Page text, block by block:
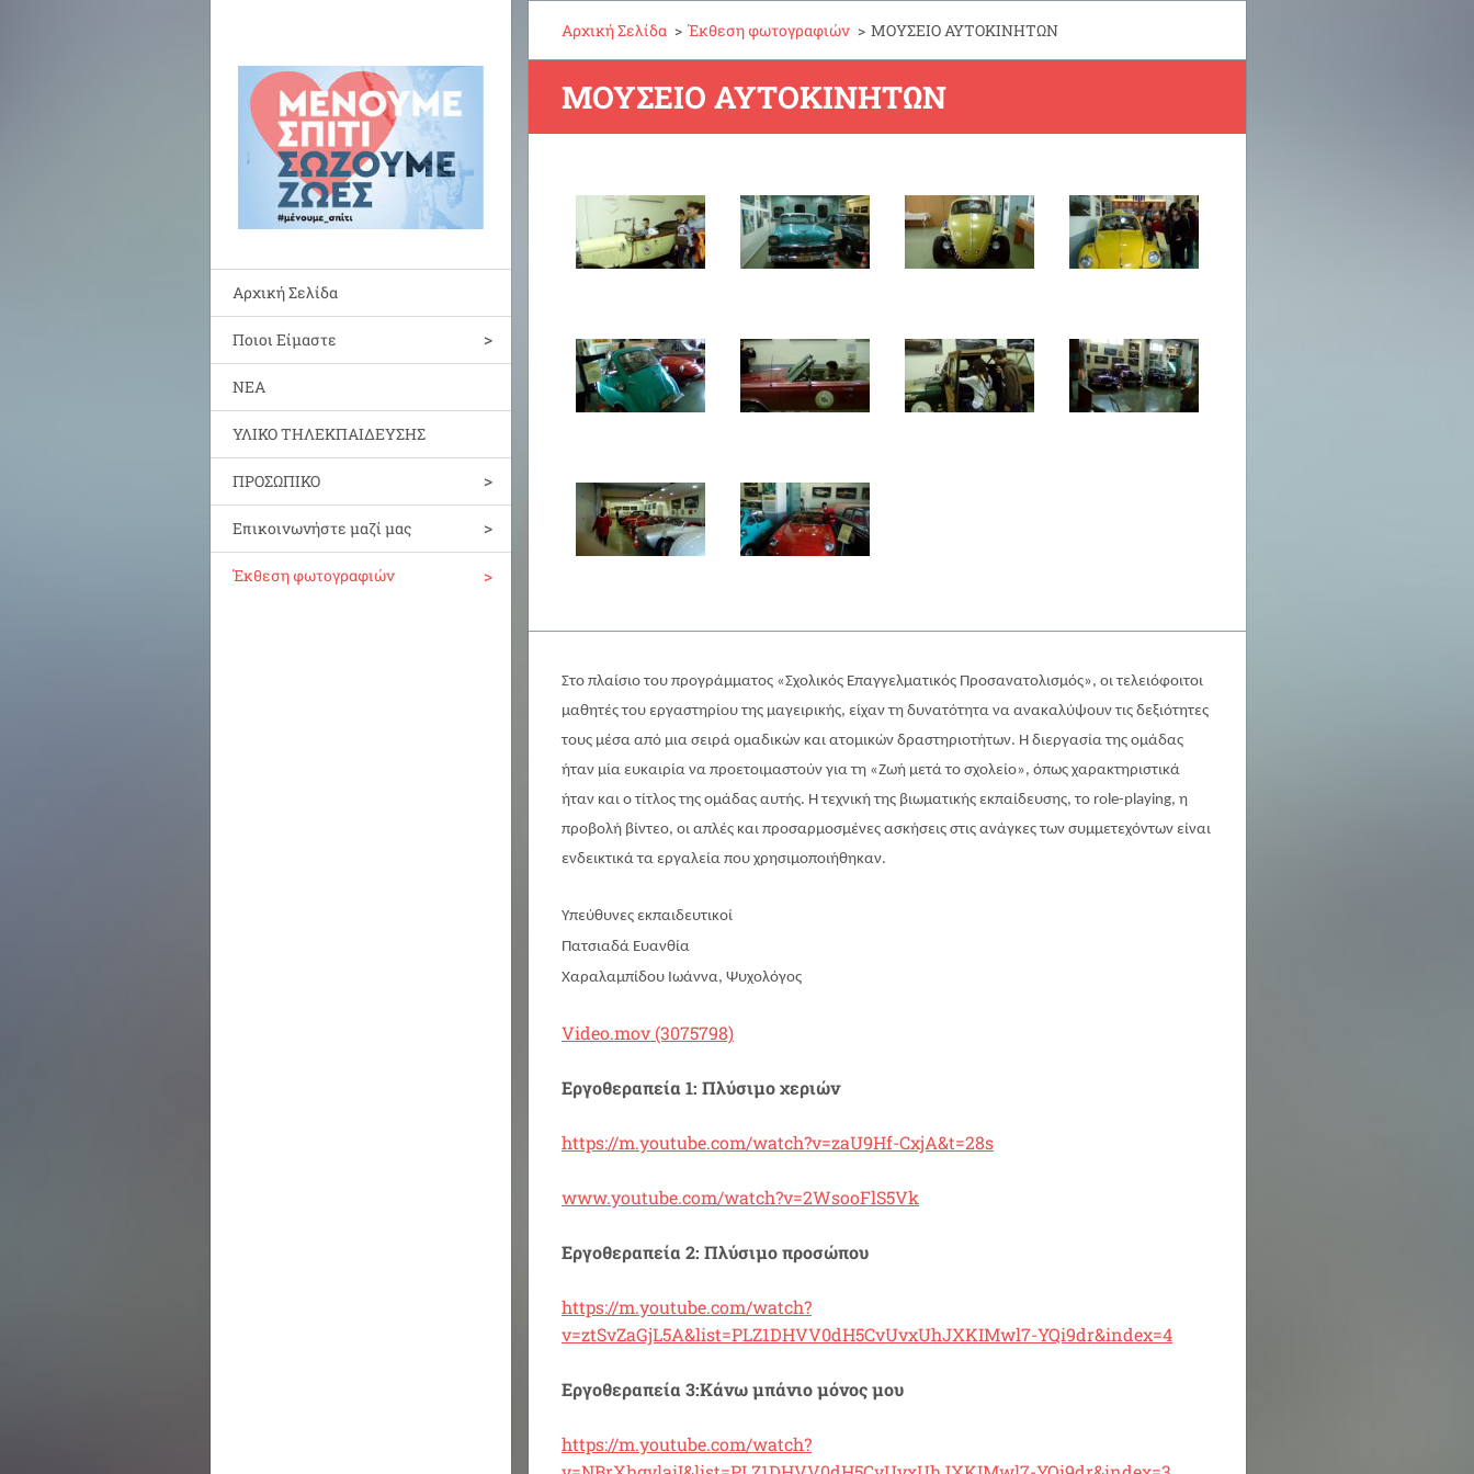
Αρχική Σελίδα
Ποιοι Είμαστε
ΝΕΑ
ΥΛΙΚΟ ΤΗΛΕΚΠΑΙΔΕΥΣΗΣ
ΠΡΟΣΩΠΙΚΟ
Επικοινωνήστε μαζί μας
Έκθεση φωτογραφιών
Αρχική Σελίδα > Έκθεση φωτογραφιών > ΜΟΥΣΕΙΟ ΑΥΤΟΚΙΝΗΤΩΝ
ΜΟΥΣΕΙΟ ΑΥΤΟΚΙΝΗΤΩΝ
Στο πλαίσιο του προγράμματος «Σχολικός Επαγγελματικός Προσανατολισμός», οι τελειόφοιτοι
μαθητές του εργαστηρίου της μαγειρικής, είχαν τη δυνατότητα να ανακαλύψουν τις δεξιότητες
τους μέσα από μια σειρά ομαδικών και ατομικών δραστηριοτήτων. Η διεργασία της ομάδας
ήταν μία ευκαιρία να προετοιμαστούν για τη «Ζωή μετά το σχολείο», όπως χαρακτηριστικά
ήταν και ο τίτλος της ομάδας αυτής. Η τεχνική της βιωματικής εκπαίδευσης, το role-playing, η
προβολή βίντεο, οι απλές και προσαρμοσμένες ασκήσεις στις ανάγκες των συμμετεχόντων είναι
ενδεικτικά τα εργαλεία που χρησιμοποιήθηκαν.
Υπεύθυνες εκπαιδευτικοί
Πατσιαδά Ευανθία
Χαραλαμπίδου Ιωάννα, Ψυχολόγος
Video.mov (3075798)
Εργοθεραπεία 1: Πλύσιμο χεριών
https://m.youtube.com/watch?v=zaU9Hf-CxjA&t=28s
www.youtube.com/watch?v=2WsooFlS5Vk
Εργοθεραπεία 2: Πλύσιμο προσώπου
https://m.youtube.com/watch?
v=ztSvZaGjL5A&list=PLZ1DHVV0dH5CvUvxUhJXKIMwl7-YQi9dr&index=4
Εργοθεραπεία 3:Κάνω μπάνιο μόνος μου
https://m.youtube.com/watch?